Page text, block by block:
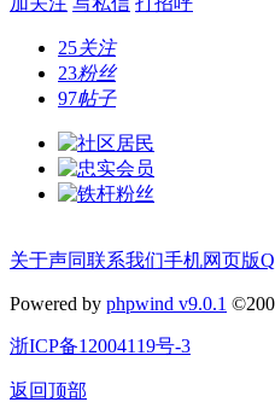
25关注
23粉丝
97帖子
关于声同联系我们手机网页版
Powered by phpwind v9.0.1
浙ICP备12004119号-3
返回顶部